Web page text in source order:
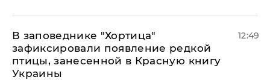
В заповеднике "Хортица"
зафиксировали появление редкой
птицы, занесенной в Красную книгу
Украины
12:49